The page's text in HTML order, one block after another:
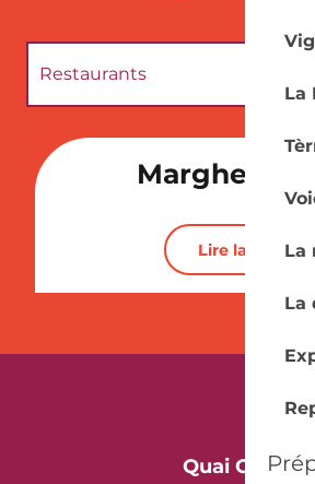
La
La
La
Restaurants
Patrimoine
Marghe -
Lire la suite
Quai Cyrano